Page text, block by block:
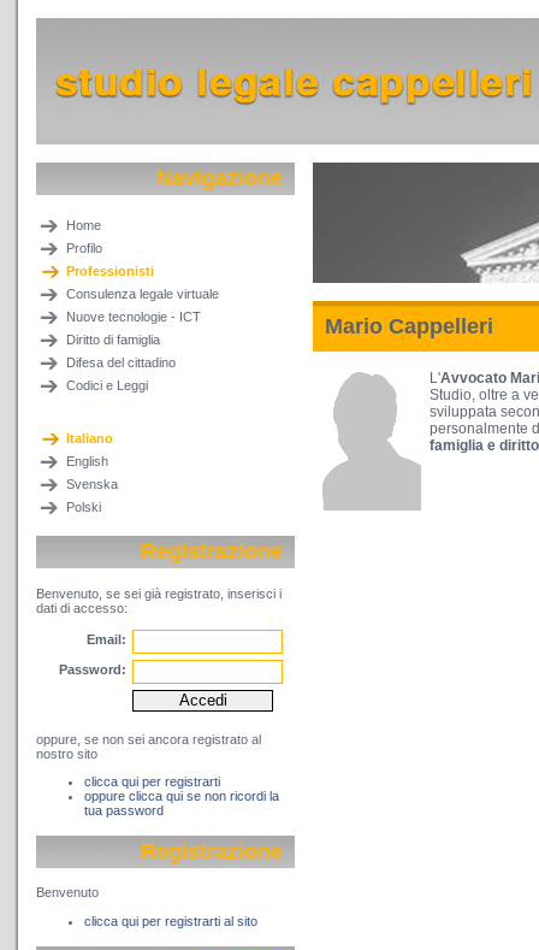
Navigazione
Home
Profilo
Professionisti
Consulenza legale virtuale
Nuove tecnologie - ICT
Diritto di famiglia
Difesa del cittadino
Codici e Leggi
Italiano
English
Svenska
Polski
Registrazione
Benvenuto, se sei già registrato, inserisci i
dati di accesso:
Email:
Password:
oppure, se non sei ancora registrato al
nostro sito
clicca qui per registrarti
oppure clicca qui se non ricordi la
tua password
Registrazione
Benvenuto
clicca qui per registrarti al sito
Mario Cappelleri
L'Avvocato
Studio, oltre a
sviluppata
personalmente
famiglia e